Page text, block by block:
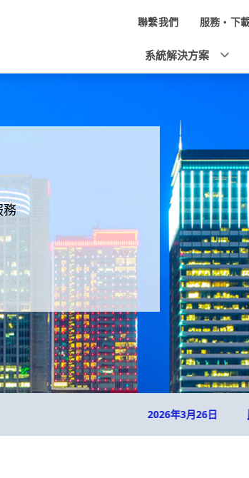
N
v
g
o
n
聯繫我們 服務・下
系統解決方案
務
辦財富管理圓桌會議，擘劃台灣私人銀行新